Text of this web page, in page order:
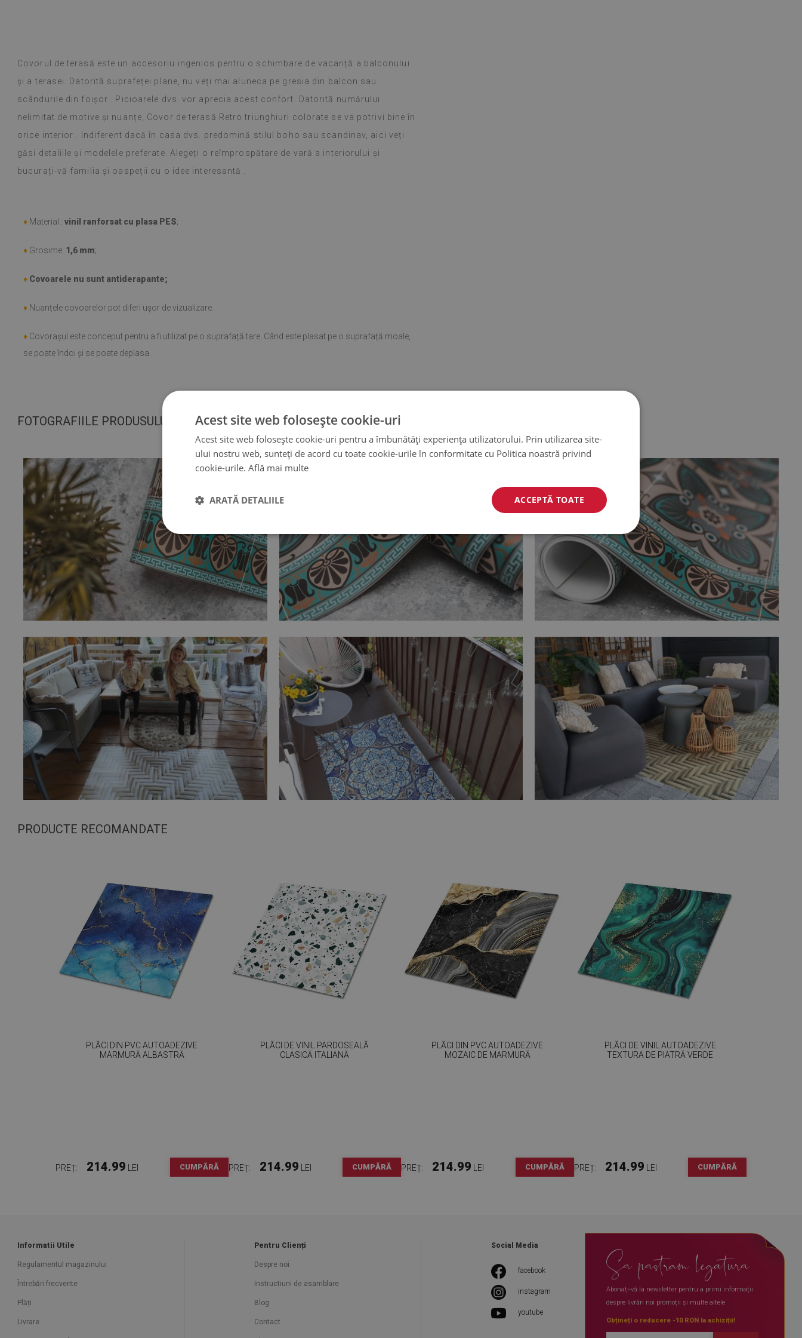
Covorul de terasă este un accesoriu ingenios pentru o schimbare de vacanță a balconului
și a terasei. Datorită suprafeței plane, nu veți mai aluneca pe gresia din balcon sau
scândurile din foișor . Picioarele dvs. vor aprecia acest confort. Datorită numărului
nelimitat de motive și nuanțe, Covor de terasă Retro triunghiuri colorate se va potrivi bine în
orice interior . Indiferent dacă în casa dvs. predomină stilul boho sau scandinav, aici veți
găsi detaliile și modelele preferate. Alegeți o reîmprospătare de vară a interiorului și
bucurați-vă familia și oaspeții cu o idee interesantă .
♦ Material : vinil ranforsat cu plasa PES;
♦ Grosime: 1,6 mm;
♦ Covoarele nu sunt antiderapante;
♦ Nuanțele covoarelor pot diferi ușor de vizualizare.
♦ Covorașul este conceput pentru a fi utilizat pe o suprafață tare. Când este plasat pe o suprafață moale,
se poate îndoi și se poate deplasa.
FOTOGRAFIILE PRODUSULUI NOSTRU
PRODUCTE RECOMANDATE
PLĂCI DIN PVC AUTOADEZIVE
MARMURĂ ALBASTRĂ
PREȚ: 214.99 LEI CUMPĂRĂ
PLĂCI DE VINIL PARDOSEALĂ
CLASICĂ ITALIANĂ
PREȚ: 214.99 LEI CUMPĂRĂ
PLĂCI DIN PVC AUTOADEZIVE
MOZAIC DE MARMURĂ
PREȚ: 214.99 LEI CUMPĂRĂ
PLĂCI DE VINIL AUTOADEZIVE
TEXTURA DE PIATRĂ VERDE
PREȚ: 214.99 LEI CUMPĂRĂ
Informatii Utile
Regulamentul magazinului
Întrebări frecvente
Plăți
Livrare
Pentru Clienți
Despre noi
Instructiuni de asamblare
Blog
Contact
Social Media
facebook
instagram
youtube
Sa pastram legatura
Abonați-vă la newsletter pentru a primi informații
despre livrări noi promoții și multe altele
Obțineți o reducere -10 RON la achiziții!
Acest site web folosește cookie-uri
Acest site web folosește cookie-uri pentru a îmbunătăți experiența utilizatorului. Prin utilizarea site-
ului nostru web, sunteți de acord cu toate cookie-urile în conformitate cu Politica noastră privind
cookie-urile. Află mai multe
ACCEPTĂ TOATE
ARATĂ DETALIILE